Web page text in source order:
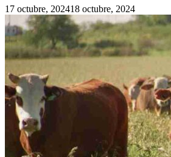
17 octubre, 202418 octubre, 2024